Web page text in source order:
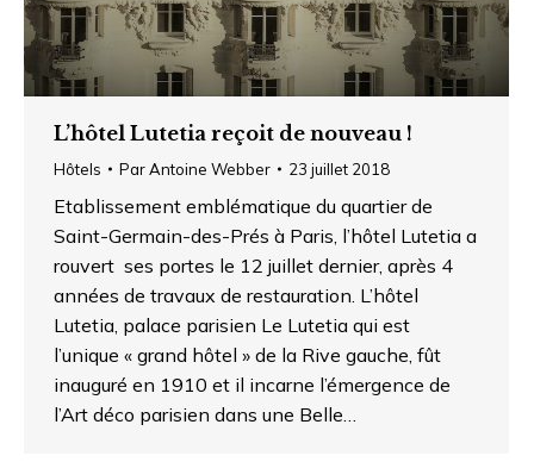
L’hôtel Lutetia reçoit de nouveau !
Hôtels ParAntoine Webber 23 juillet 2018
Etablissement emblématique du quartier de
Saint-Germain-des-Prés à Paris, l’hôtel Lutetia a
rouvert ses portes le 12 juillet dernier, après 4
années de travaux de restauration. L’hôtel
Lutetia, palace parisien Le Lutetia qui est
l’unique « grand hôtel » de la Rive gauche, fût
inauguré en 1910 et il incarne l’émergence de
l’Art déco parisien dans une Belle…